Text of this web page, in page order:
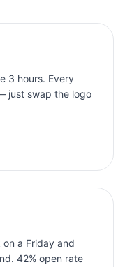
3 hours. Every
just swap the logo
a Friday and
42% open rate